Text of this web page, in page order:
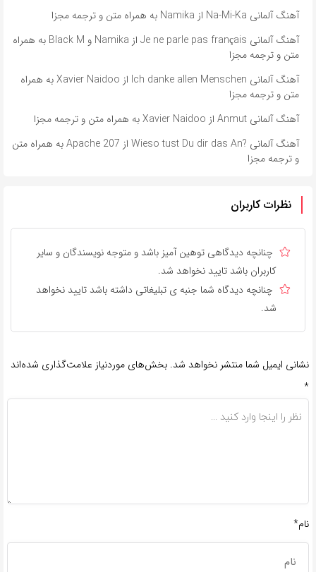
آهنگ آلمانی ​​Na-Mi-Ka از Namika به همراه متن و ترجمه مجزا
آهنگ آلمانی ​​Je ne parle pas français از Namika و Black M به همراه
متن و ترجمه مجزا
آهنگ آلمانی ​​Ich danke allen Menschen از Xavier Naidoo به همراه
متن و ترجمه مجزا
آهنگ آلمانی ​​Anmut از Xavier Naidoo به همراه متن و ترجمه مجزا
آهنگ آلمانی ​​?Wieso tust Du dir das An از Apache 207 به همراه متن
و ترجمه مجزا
نظرات کاربران
چنانچه دیدگاهی توهین آمیز باشد و متوجه نویسندگان و سایر
کاربران باشد تایید نخواهد شد.
چنانچه دیدگاه شما جنبه ی تبلیغاتی داشته باشد تایید نخواهد
شد.
نشانی ایمیل شما منتشر نخواهد شد. بخش‌های موردنیاز علامت‌گذاری شده‌اند
*
نام*